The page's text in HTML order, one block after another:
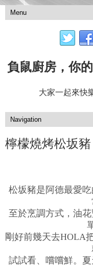
負鼠廚房，你
大家一起來快
檸檬燒烤松坂豬
松坂豬是阿德最愛
至於烹調方式，油
剛好前幾天去HOLA
試試看、嚐嚐鮮。